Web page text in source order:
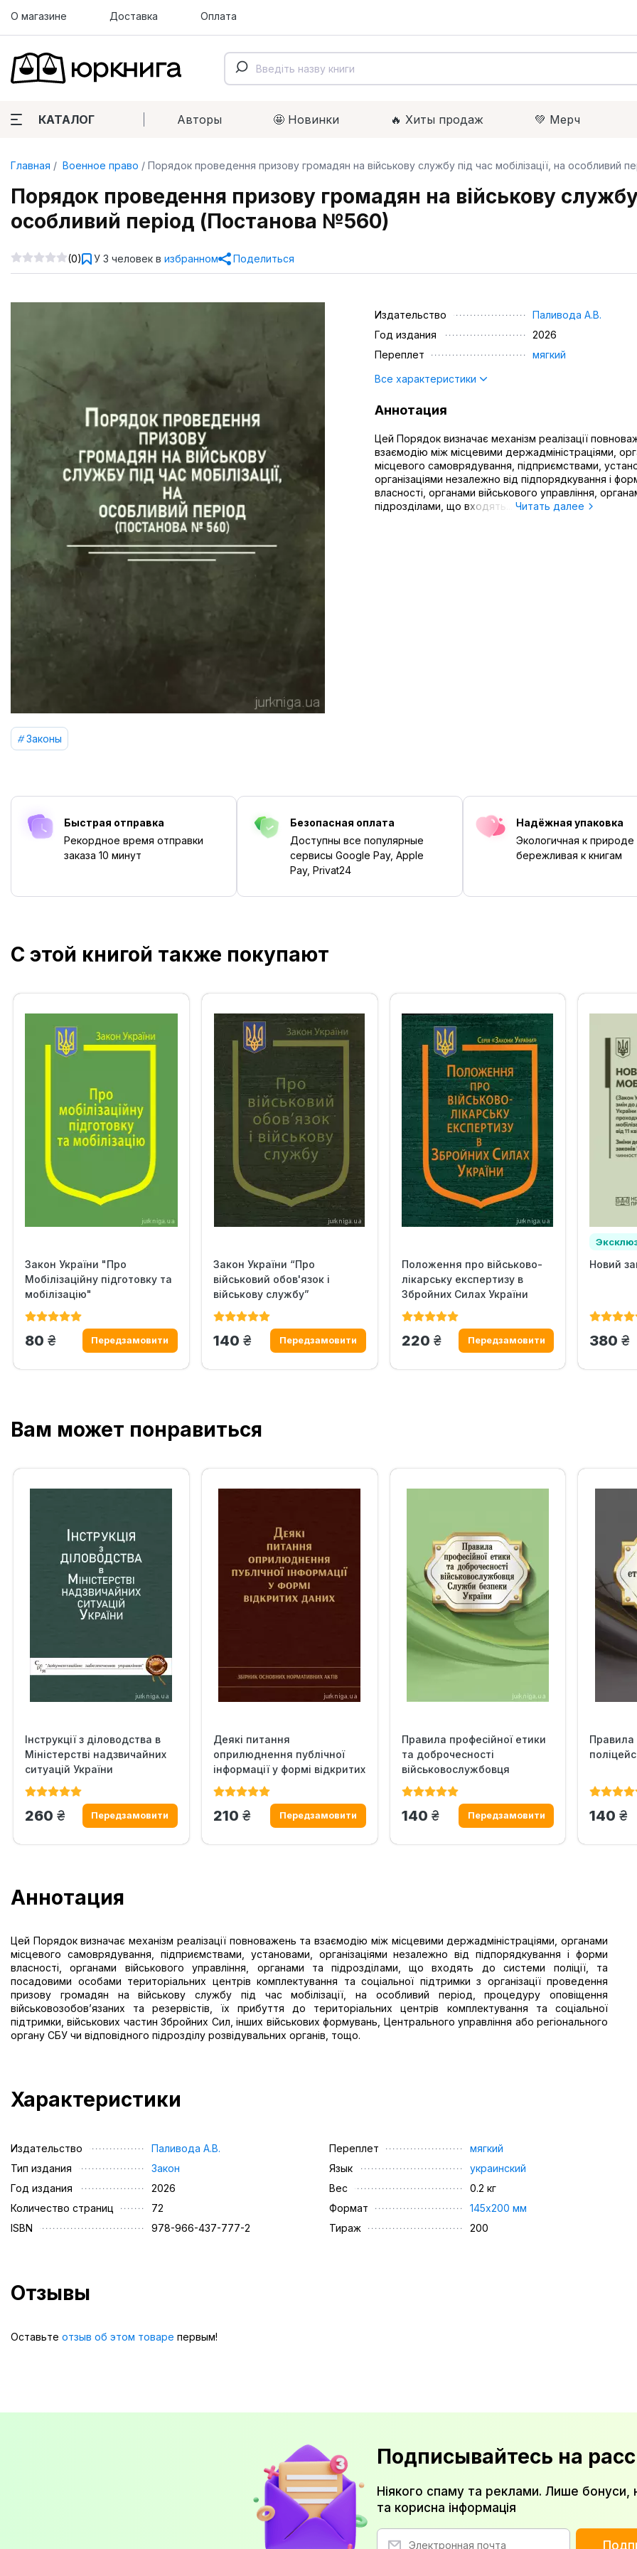
О магазине Доставка Оплата
КАТАЛОГ Авторы 🤩 Новинки 🔥 Xиты продаж 💚 Мерч
Главная Военное право Порядок проведення призову громадян на військову службу під час мобілізації, на особливий
Порядок проведення призову громадян на військову службу
особливий період (Постанова №560)
(0) У 3 человек в избранном Поделиться
Законы
Издательство
Паливода А.В.
Год издания
2026
Переплет
мягкий
Все характеристики
Аннотация
Цей Порядок визначає механізм реалізації
взаємодію між місцевими держадміністраціями,
місцевого самоврядування, підприємствами,
організаціями незалежно від підпорядкування і
власності, органами військового управління,
підрозділами, що входять... Читать далее
Быстрая отправка
Рекордное время отправки
заказа 10 минут
Безопасная оплата
Доступны все популярные
сервисы Google Pay, Apple
Pay, Privat24
Надёжная упаковка
Экологичная к природе
бережливая к книгам
С этой книгой также покупают
Закон України "Про
Мобілізаційну підготовку та
мобілізацію"
80 грн.
Закон України “Про
військовий обов'язок і
військову службу”
140 грн.
Положення про військово-
лікарську експертизу в
Збройних Силах України
220 грн.
Новий
380
Вам может понравиться
Інструкції з діловодства в
Міністерстві надзвичайних
ситуацій України
260 грн.
Деякі питання
оприлюднення публічної
інформації у формі відкритих
даних
210 грн.
Правила професійної етики
та доброчесності
військовослужбовця
Служби...
140 грн.
Правила
140
Аннотация
Цей Порядок визначає механізм реалізації повноважень та взаємодію між місцевими держадміністраціями, органами
місцевого самоврядування, підприємствами, установами, організаціями незалежно від підпорядкування і форми
власності, органами військового управління, органами та підрозділами, що входять до системи поліції, та
посадовими особами територіальних центрів комплектування та соціальної підтримки з організації проведення
призову громадян на військову службу під час мобілізації, на особливий період, процедуру оповіщення
військовозобов’язаних та резервістів, їх прибуття до територіальних центрів комплектування та соціальної
підтримки, військових частин Збройних Сил, інших військових формувань, Центрального управління або регіонального
органу СБУ чи відповідного підрозділу розвідувальних органів, тощо.
Характеристики
Издательство
Паливода А.В.
Тип издания
Закон
Год издания
2026
Количество страниц
72
ISBN
978-966-437-777-2
Переплет
мягкий
Язык
украинский
Вес
0.2 кг
Формат
145х200 мм
Тираж
200
Отзывы
Оставьте отзыв об этом товаре первым!
Подписывайтесь на
Ніякого спаму та реклами. Лише бонуси,
та корисна інформація